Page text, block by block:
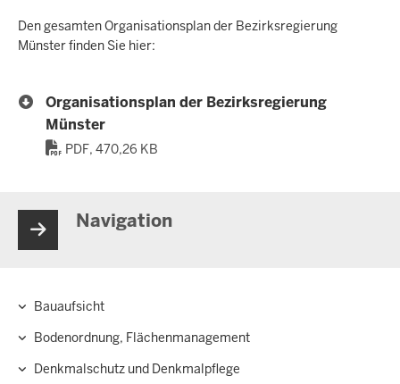
Den gesamten Organisationsplan der Bezirksregierung
Münster finden Sie hier:
Organisationsplan der Bezirksregierung
Münster
PDF, 470,26 KB
Navigation
Bauaufsicht
Bodenordnung, Flächenmanagement
Denkmalschutz und Denkmalpflege